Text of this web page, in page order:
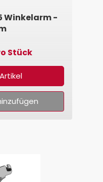
Winkelarm -
Stück